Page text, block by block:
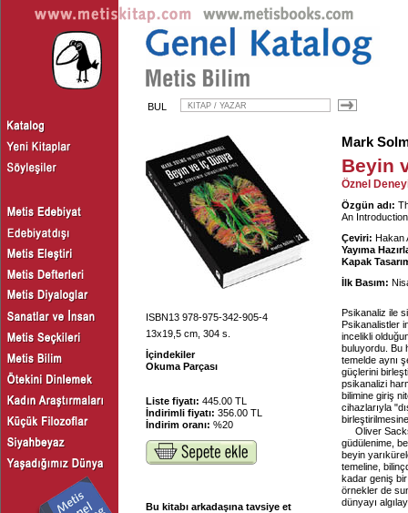
BUL
ISBN13 978-975-342-905-4
13x19,5 cm, 304 s.
İçindekiler
Okuma Parçası
Liste fiyatı: 445.00 TL
İndirimli fiyatı: 356.00 TL
İndirim oranı: %20
Bu kitabı arkadaşına tavsiye et
Mark
Beyin
Öznel
Özgün adı:
An
Çeviri: Hakan
Yayıma
Kapak
İlk Basım:
Psikanaliz ile
Psikanalistler
incelikli
buluyordu. Bu
temelde aynı
güçlerini
psikanalizi
bilimine giriş
cihazlarıyla
Oliver
güdülenime,
beyin
temeline,
kadar geniş
örnekler de
dünyayı